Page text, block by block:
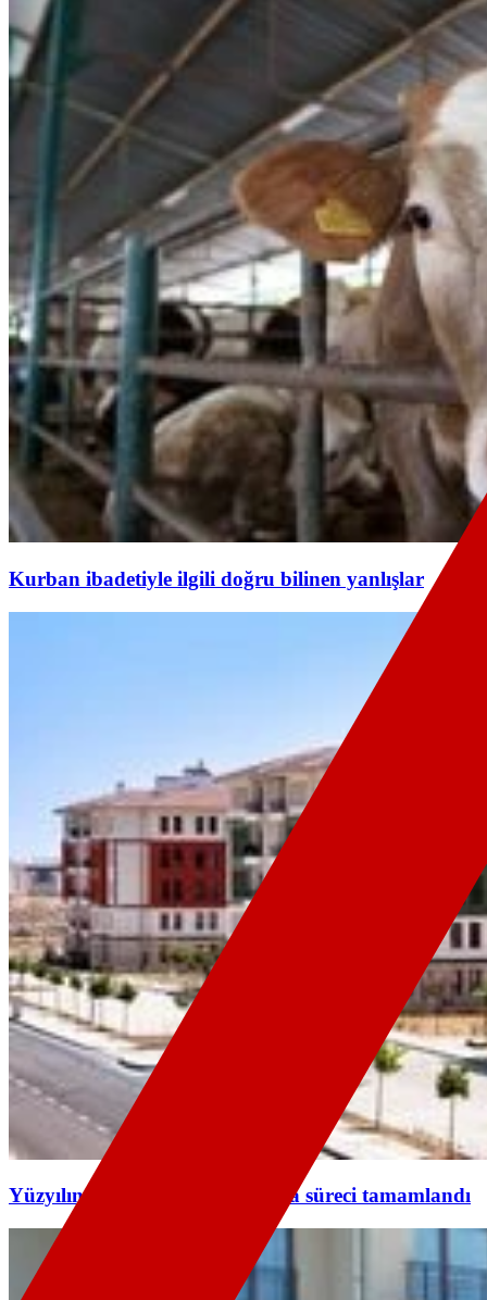
Kurban ibadetiyle ilgili doğru bilinen yanlışlar
Yüzyılın Konut Projesi'nde kura süreci tamamlandı